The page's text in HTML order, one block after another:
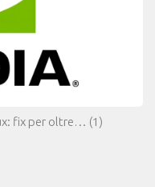
fix per oltre… (1)